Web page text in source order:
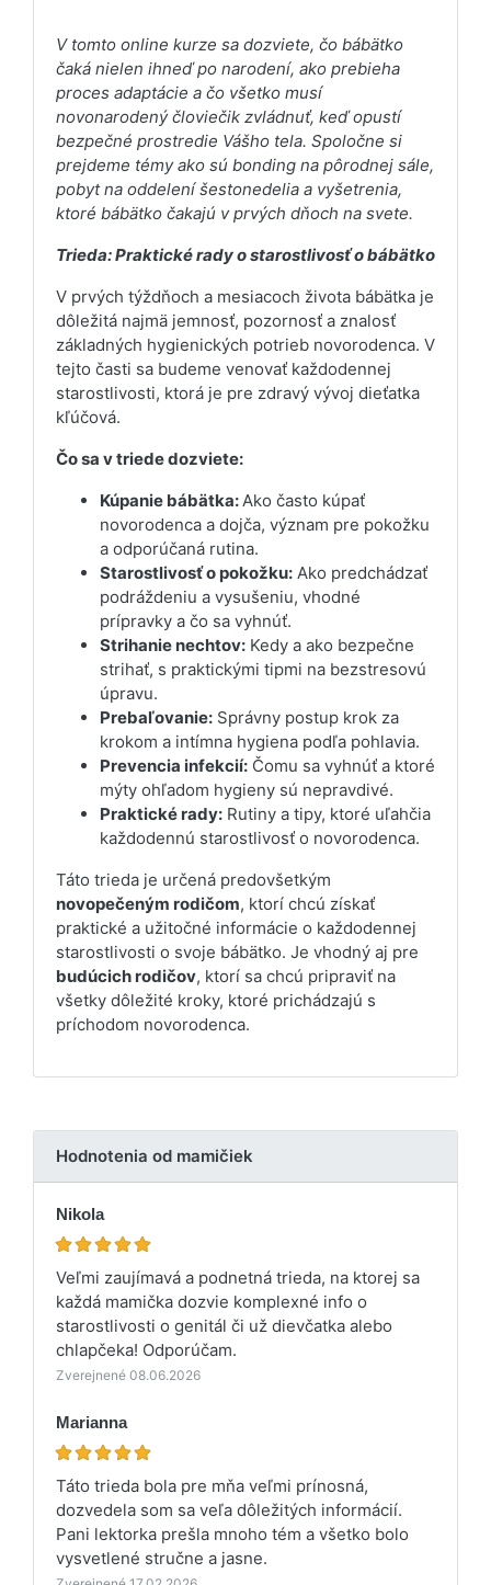
V tomto online kurze sa dozviete, čo bábätko
čaká nielen ihneď po narodení, ako prebieha
proces adaptácie a čo všetko musí
novonarodený človiečik zvládnuť, keď opustí
bezpečné prostredie Vášho tela. Spoločne si
prejdeme témy ako sú bonding na pôrodnej sále,
pobyt na oddelení šestonedelia a vyšetrenia,
ktoré bábätko čakajú v prvých dňoch na svete.
Trieda: Praktické rady o starostlivosť o bábätko
V prvých týždňoch a mesiacoch života bábätka je
dôležitá najmä jemnosť, pozornosť a znalosť
základných hygienických potrieb novorodenca. V
tejto časti sa budeme venovať každodennej
starostlivosti, ktorá je pre zdravý vývoj dieťatka
kľúčová.
Čo sa v triede dozviete:
Kúpanie bábätka: Ako často kúpať
novorodenca a dojča, význam pre pokožku
a odporúčaná rutina.
Starostlivosť o pokožku: Ako predchádzať
podráždeniu a vysušeniu, vhodné
prípravky a čo sa vyhnúť.
Strihanie nechtov: Kedy a ako bezpečne
strihať, s praktickými tipmi na bezstresovú
úpravu.
Prebaľovanie: Správny postup krok za
krokom a intímna hygiena podľa pohlavia.
Prevencia infekcií: Čomu sa vyhnúť a ktoré
mýty ohľadom hygieny sú nepravdivé.
Praktické rady: Rutiny a tipy, ktoré uľahčia
každodennú starostlivosť o novorodenca.
Táto trieda je určená predovšetkým
novopečeným rodičom, ktorí chcú získať
praktické a užitočné informácie o každodennej
starostlivosti o svoje bábätko. Je vhodný aj pre
budúcich rodičov, ktorí sa chcú pripraviť na
všetky dôležité kroky, ktoré prichádzajú s
príchodom novorodenca.
Hodnotenia od mamičiek
Nikola
Veľmi zaujímavá a podnetná trieda, na ktorej sa
každá mamička dozvie komplexné info o
starostlivosti o genitál či už dievčatka alebo
chlapčeka! Odporúčam.
Zverejnené 08.06.2026
Marianna
Táto trieda bola pre mňa veľmi prínosná,
dozvedela som sa veľa dôležitých informácií.
Pani lektorka prešla mnoho tém a všetko bolo
vysvetlené stručne a jasne.